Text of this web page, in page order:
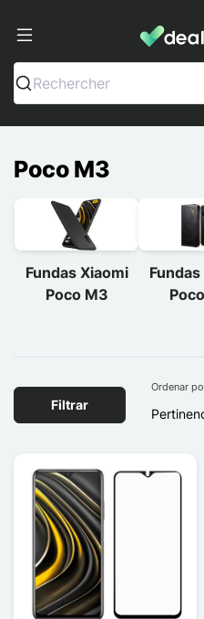
Dealy -
Rechercher
Poco M3
Fundas Xiaomi
Poco M3
Filtrar
Ordenar